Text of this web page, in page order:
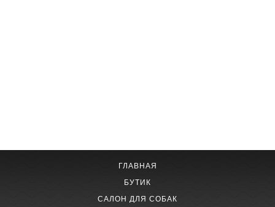
ГЛАВНАЯ
БУТИК
САЛОН ДЛЯ СОБАК